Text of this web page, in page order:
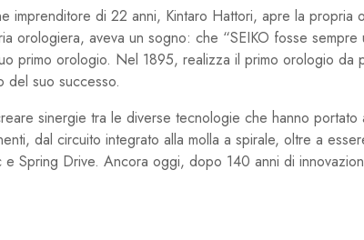
imprenditore di 22 anni, Kintaro Hattori, apre la propria
orologiera, aveva un sogno: che “SEIKO fosse
primo orologio. Nel 1895, realizza il primo orologio da
del suo successo.
sinergie tra le diverse tecnologie che hanno
dal circuito integrato alla molla a spirale, oltre a
Spring Drive. Ancora oggi, dopo 140 anni di